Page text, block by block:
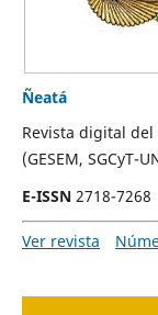
Ñeatá
Revista digital
(GESEM, SGCyT-
E-ISSN2718-7268
Ver revista